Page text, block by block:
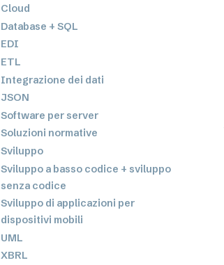
Cloud
Database + SQL
EDI
ETL
Integrazione dei dati
JSON
Software per server
Soluzioni normative
Sviluppo
Sviluppo a basso codice + sviluppo
senza codice
Sviluppo di applicazioni per
dispositivi mobili
UML
XBRL